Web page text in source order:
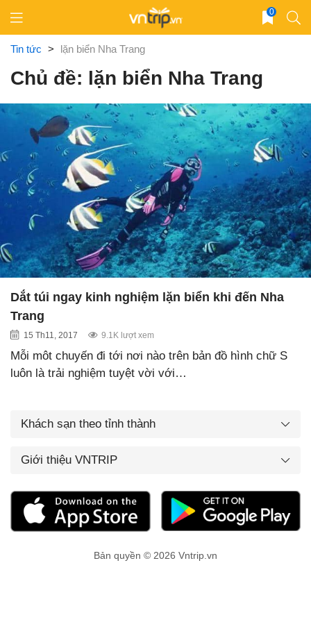
content
0
Tin tức > lặn biển Nha Trang
Chủ đề: lặn biển Nha Trang
Dắt túi ngay kinh nghiệm lặn biển khi đến Nha
Trang
15 Th11, 2017 9.1K lượt xem
Mỗi môt chuyến đi tới nơi nào trên bản đồ hình chữ S
luôn là trải nghiệm tuyệt vời với…
Khách sạn theo tỉnh thành
Giới thiệu VNTRIP
Bản quyền © 2026 Vntrip.vn